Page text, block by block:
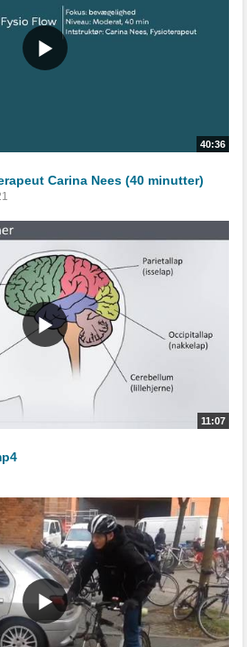
40:36
Carina Nees (40 minutter)
11:07